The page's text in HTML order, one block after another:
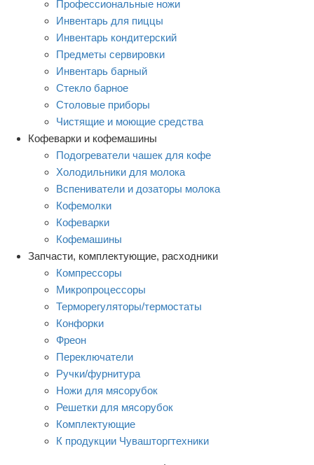
Профессиональные ножи
Инвентарь для пиццы
Инвентарь кондитерский
Предметы сервировки
Инвентарь барный
Стекло барное
Столовые приборы
Чистящие и моющие средства
Кофеварки и кофемашины
Подогреватели чашек для кофе
Холодильники для молока
Вспениватели и дозаторы молока
Кофемолки
Кофеварки
Кофемашины
Запчасти, комплектующие, расходники
Компрессоры
Микропроцессоры
Терморегуляторы/термостаты
Конфорки
Фреон
Переключатели
Ручки/фурнитура
Ножи для мясорубок
Решетки для мясорубок
Комплектующие
К продукции Чувашторгтехники